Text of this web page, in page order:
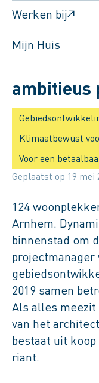
Werken bij
Mijn Huis
Terug naar het
ambitieus
Klimaatbewust
Voor een
Geplaatst op 19 mei
124
Arnhem.
binnenstad om
projectmanager
2019 samen
Als alles
van het
bestaat uit
riant.